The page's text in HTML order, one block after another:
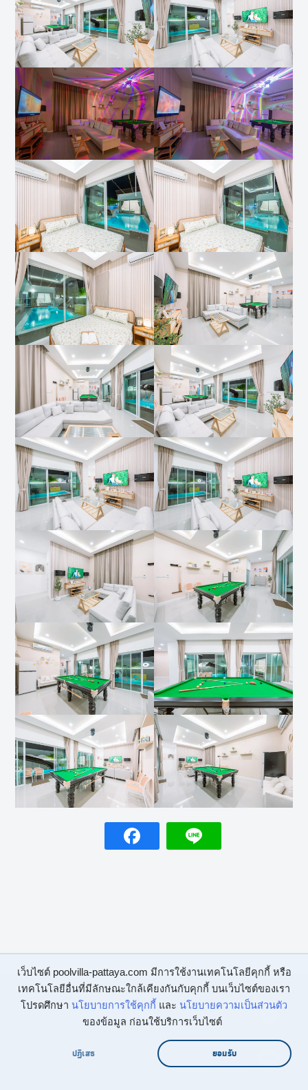
เว็บไซต์ poolvilla-pattaya.com มีการใช้งานเทคโนโลยีคุกกี้ หรือ
เทคโนโลยีอื่นที่มีลักษณะใกล้เคียงกันกับคุกกี้ บนเว็บไซต์ของเรา
โปรดศึกษา นโยบายการใช้คุกกี้ และ นโยบายความเป็นส่วนตัว
ของข้อมูล ก่อนใช้บริการเว็บไซต์
ปฏิเสธ ยอมรับ
ช่องทางติดต่อ
@villapattaya